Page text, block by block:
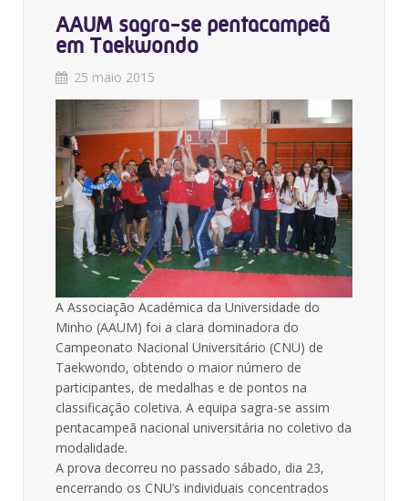
AAUM sagra-se pentacampeã
em Taekwondo
25 maio 2015
A Associação Académica da Universidade do
Minho (AAUM) foi a clara dominadora do
Campeonato Nacional Universitário (CNU) de
Taekwondo, obtendo o maior número de
participantes, de medalhas e de pontos na
classificação coletiva. A equipa sagra-se assim
pentacampeã nacional universitária no coletivo da
modalidade.
A prova decorreu no passado sábado, dia 23,
encerrando os CNU’s individuais concentrados